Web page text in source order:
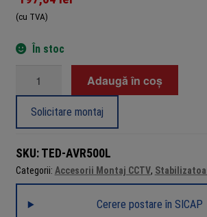
(cu TVA)
În stoc
500VA/300W
cu
LCD
Adaugă în coș
Solicitare montaj
SKU: TED-AVR500L
Categorii: Accesorii Montaj CCTV,
Cerere postare în SICAP